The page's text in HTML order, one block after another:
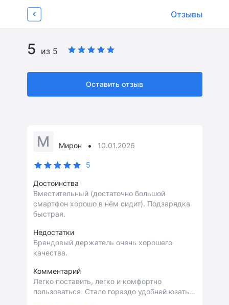
Об устройстве Видеообзоры
Отзывы
5 из 5
Оставить отзыв
М Мирон • 10.01.2026
5
Достоинства
Вместительный (достаточно большой
смартфон хорошо в нём сидит). Подзарядка
быстрая.
Недостатки
Брендовый держатель очень хорошего
качества.
Комментарий
Легко поставить, легко и комфортно
пользоваться. Стало гораздо удобней юзать